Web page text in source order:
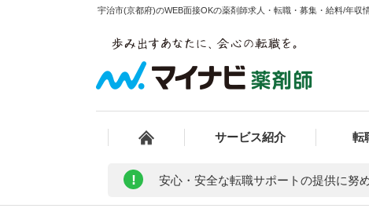
宇治市(京都府)のWEB面接OKの薬剤師求人・転職・募集・給料/年収
サービス紹介 転
! 安心・安全な転職サポートの提供に努め